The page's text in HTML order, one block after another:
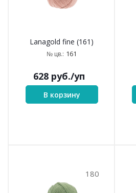
Lanagold fine (161)
№ цв.: 161
628 руб./уп
В корзину
180